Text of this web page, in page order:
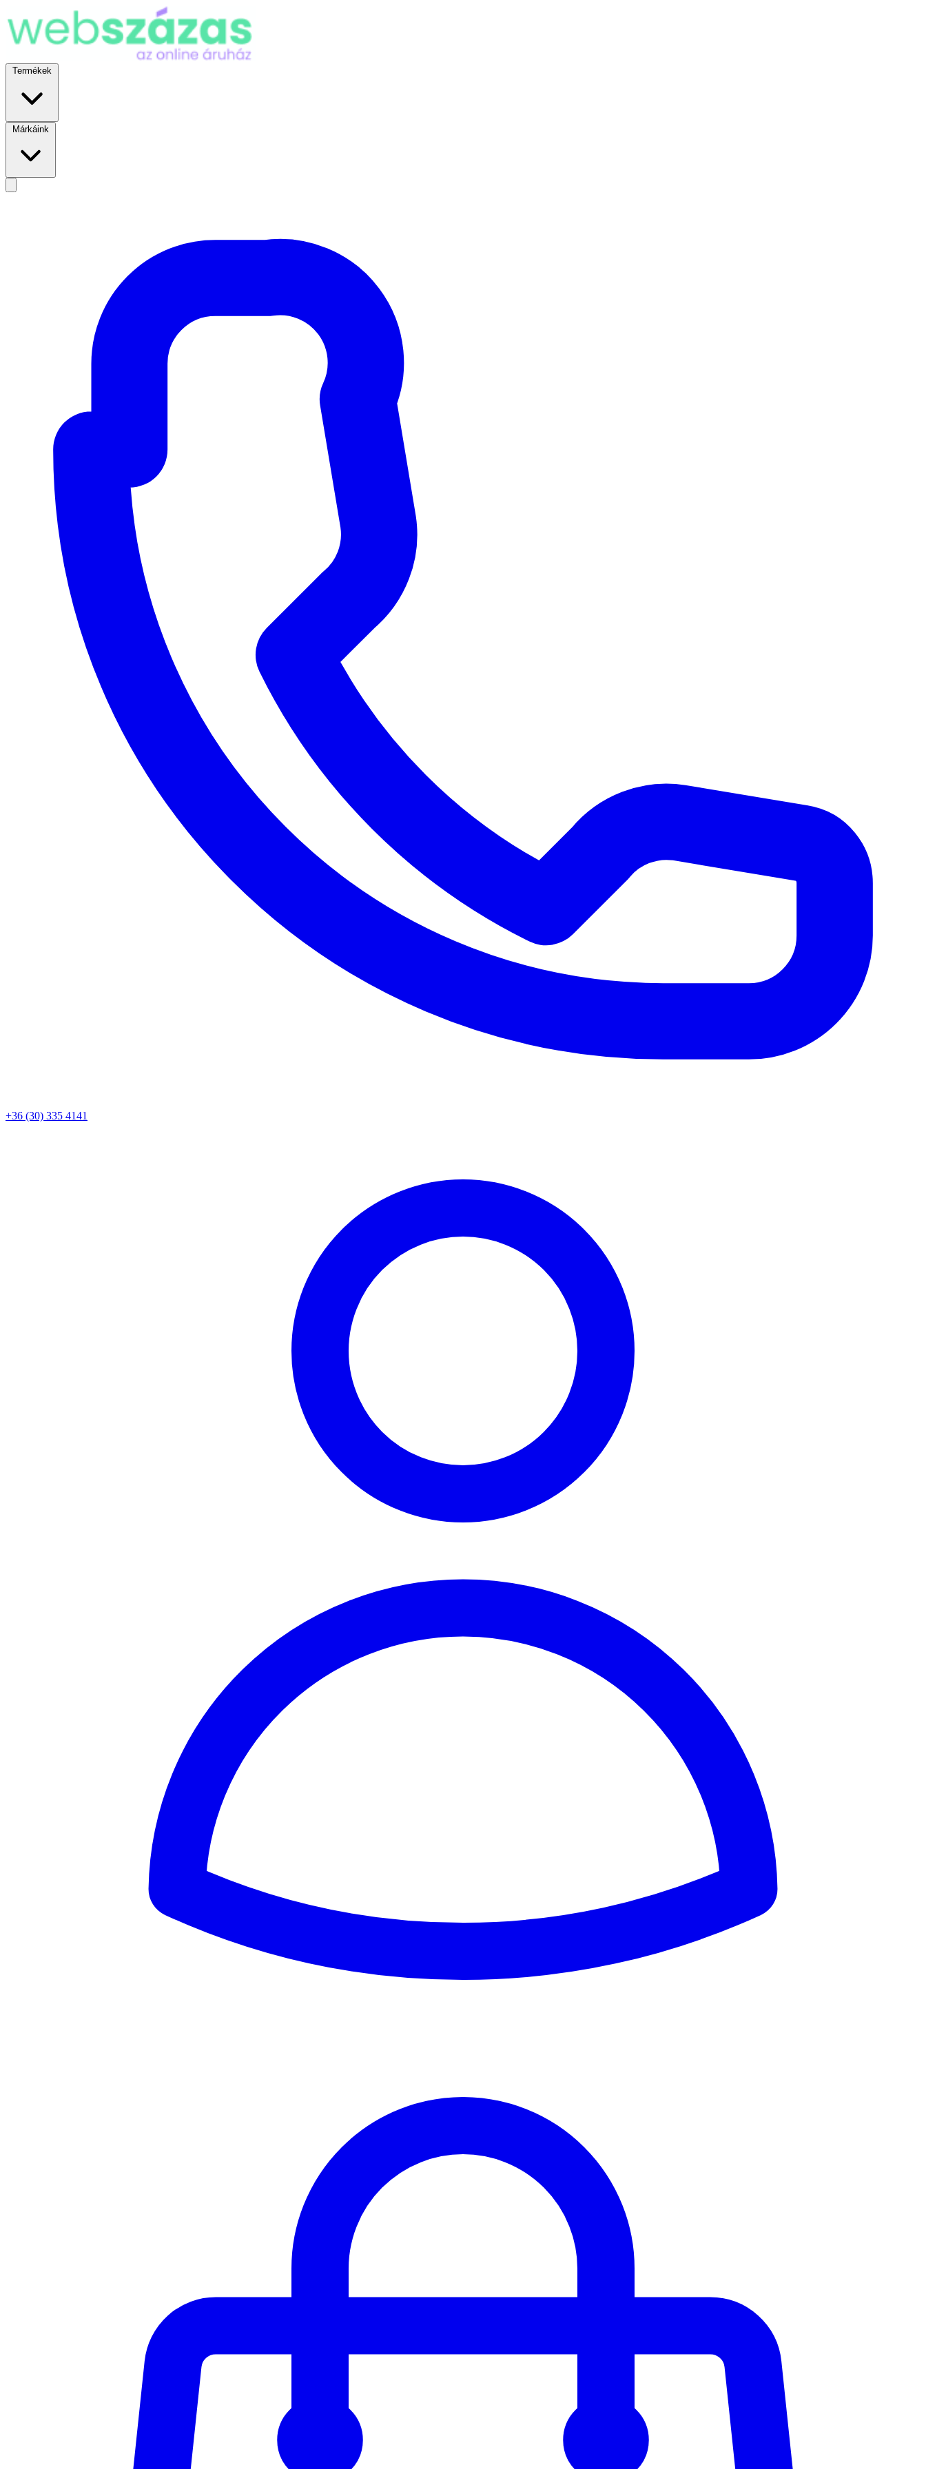
Termékek
Márkáink
+36 (30) 335 4141